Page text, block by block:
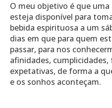
O meu objetivo é que
esteja disponível para
bebida espirituosa a um
dias em que para quem
passar, para nos
afinidades,
expetativas, de forma a
e os sonhos aconteçam.